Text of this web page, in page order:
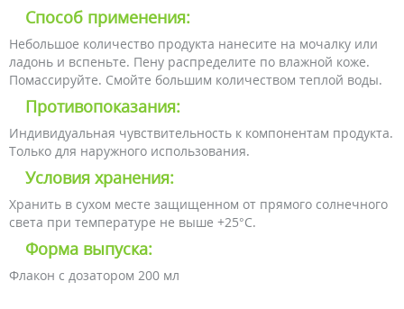
Способ применения:
Небольшое количество продукта нанесите на мочалку или
ладонь и вспеньте. Пену распределите по влажной коже.
Помассируйте. Смойте большим количеством теплой воды.
Противопоказания:
Индивидуальная чувствительность к компонентам продукта.
Только для наружного использования.
Условия хранения:
Хранить в сухом месте защищенном от прямого солнечного
света при температуре не выше +25°С.
Форма выпуска:
Флакон с дозатором 200 мл